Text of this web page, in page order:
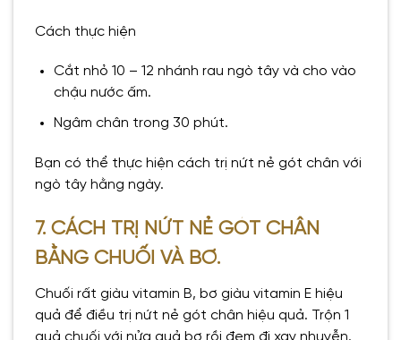
Cách thực hiện
Cắt nhỏ 10 – 12 nhánh rau ngò tây và cho vào
chậu nước ấm.
Ngâm chân trong 30 phút.
Bạn có thể thực hiện cách trị nứt nẻ gót chân với
ngò tây hằng ngày.
7. CÁCH TRỊ NỨT NẺ GÓT CHÂN
BẰNG CHUỐI VÀ BƠ.
Chuối rất giàu vitamin B, bơ giàu vitamin E hiệu
quả để điều trị nứt nẻ gót chân hiệu quả. Trộn 1
quả chuối với nửa quả bơ rồi đem đi xay nhuyễn.